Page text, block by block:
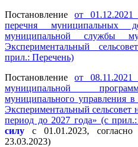
Постановлениеот
перечня муниципальных
муниципальной службы
Экспериментальный
прил.: Перечень)
Постановлениеот
муниципальной
муниципального управления
Экспериментальный
период до 2027 года» (с
силу с 01.01.2023,
23.03.2023)